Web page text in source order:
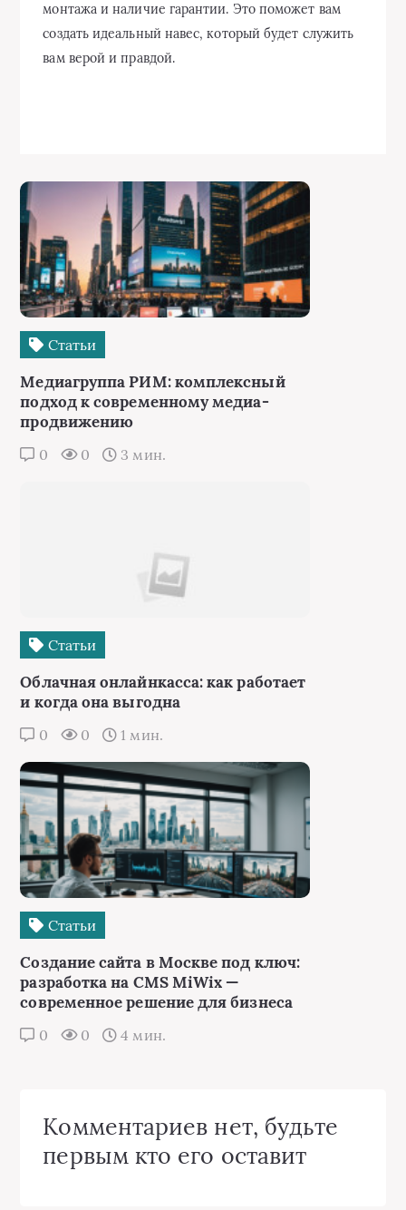
монтажа и наличие гарантии. Это поможет вам
создать идеальный навес, который будет служить
вам верой и правдой.
Статьи
Медиагруппа РИМ: комплексный
подход к современному медиа-
продвижению
0 0 3 мин.
Статьи
Облачная онлайнкасса: как работает
и когда она выгодна
0 0 1 мин.
Статьи
Создание сайта в Москве под ключ:
разработка на CMS MiWix —
современное решение для бизнеса
0 0 4 мин.
Комментариев нет, будьте
первым кто его оставит